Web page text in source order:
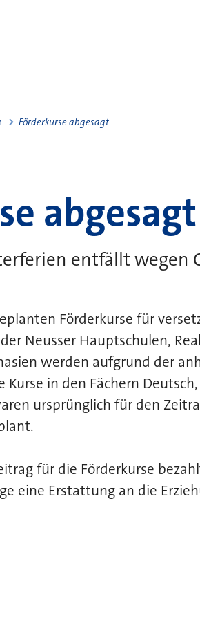
Förderkurse abgesagt
abgesagt
entfällt wegen
Förderkurse für
Neusser Hauptschulen,
werden aufgrund der
Kurse in den Fächern
ursprünglich für den
für die Förderkurse
eine Erstattung an die